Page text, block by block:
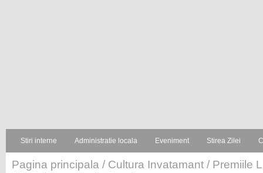
Stiri interne Administratie locala Eveniment Stirea Zilei
Pagina principala / Cultura Invatamant / Premiile